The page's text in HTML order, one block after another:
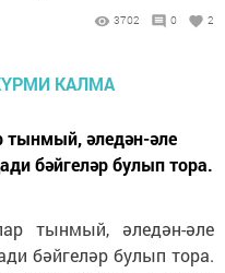
3702 0 2
әледән-әле
бәйгеләр булып тора.
тынмый, әледән-әле
бәйгеләр булып тора.